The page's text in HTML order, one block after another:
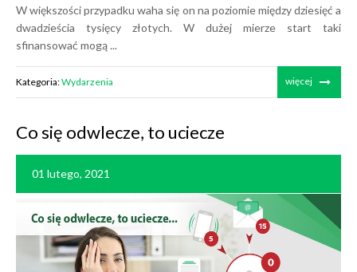
W większości przypadku waha się on na poziomie między dziesięć a
dwadzieścia tysięcy złotych. W dużej mierze start taki
sfinansować mogą ...
Kategoria:Wydarzenia więcej
Co się odwlecze, to uciecze
01 lutego, 2021